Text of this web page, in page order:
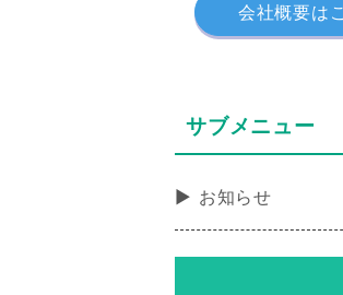
会社概要は
サブメニュー
お知らせ